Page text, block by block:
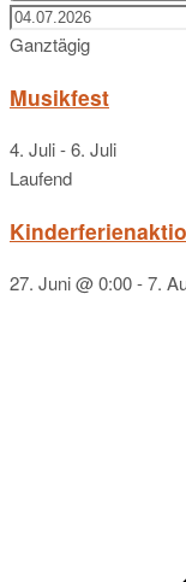
Ganztägig
Musikfest
4. Juli-6. Juli
Laufend
27. Juni @ 0:00-7.